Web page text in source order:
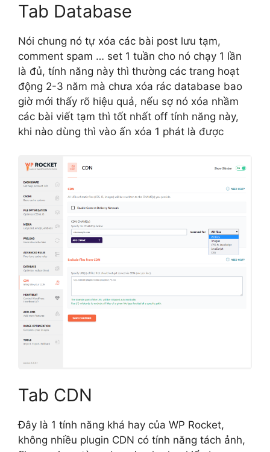
Tab Database
Nói chung nó tự xóa các bài post lưu tạm,
comment spam … set 1 tuần cho nó chạy 1 lần
là đủ, tính năng này thì thường các trang hoạt
động 2-3 năm mà chưa xóa rác database bao
giờ mới thấy rõ hiệu quả, nếu sợ nó xóa nhầm
các bài viết tạm thì tốt nhất off tính năng này,
khi nào dùng thì vào ấn xóa 1 phát là được
Tab CDN
Đây là 1 tính năng khá hay của WP Rocket,
không nhiều plugin CDN có tính năng tách ảnh,